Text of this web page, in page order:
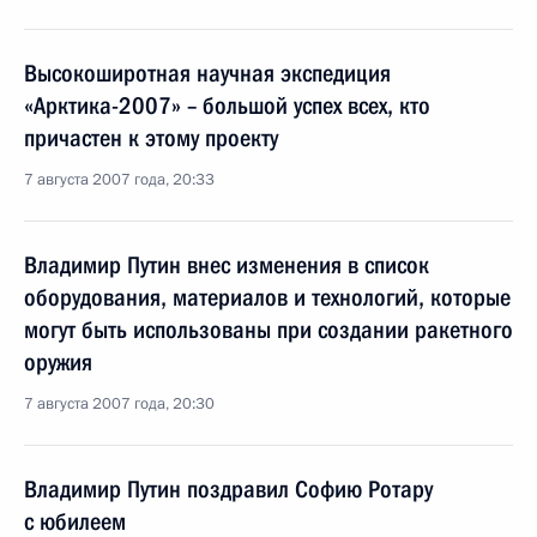
Высокоширотная научная экспедиция
«Арктика-2007» – большой успех всех, кто
причастен к этому проекту
7 августа 2007 года, 20:33
Владимир Путин внес изменения в список
оборудования, материалов и технологий, которые
могут быть использованы при создании ракетного
оружия
7 августа 2007 года, 20:30
Владимир Путин поздравил Софию Ротару
с юбилеем